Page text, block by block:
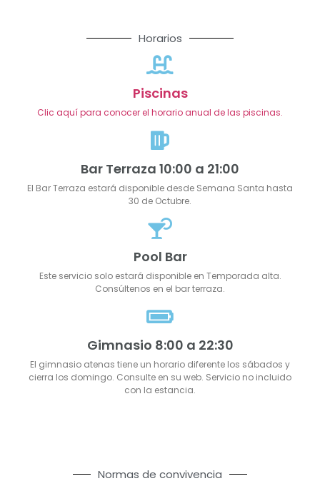
Horarios
Piscinas
Clic aquí para conocer el horario anual de las piscinas.
Bar Terraza 10:00 a 21:00
El Bar Terraza estará disponible desde Semana Santa hasta
30 de Octubre.
Pool Bar
Este servicio solo estará disponible en Temporada alta.
Consúltenos en el bar terraza.
Gimnasio 8:00 a 22:30
El gimnasio atenas tiene un horario diferente los sábados y
cierra los domingo. Consulte en su web. Servicio no incluido
con la estancia.
Normas de convivencia